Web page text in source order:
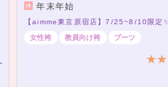
年末年始
女性袴
教員向け袴 ブーツ